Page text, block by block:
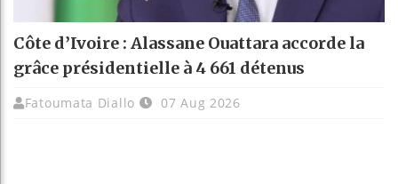
Côte d’Ivoire : Alassane Ouattara accorde la
grâce présidentielle à 4 661 détenus
Fatoumata Diallo 07 Aug 2026